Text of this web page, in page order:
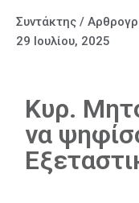
Συντάκτης /
29 Ιουλίου, 2025
Κυρ.
να